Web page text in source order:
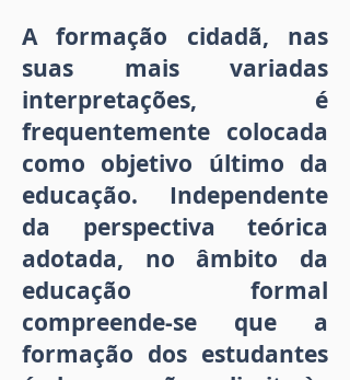
A formação cidadã, nas
suas mais variadas
interpretações, é
frequentemente colocada
como objetivo último da
educação. Independente
da perspectiva teórica
adotada, no âmbito da
educação formal
compreende-se que a
formação dos estudantes